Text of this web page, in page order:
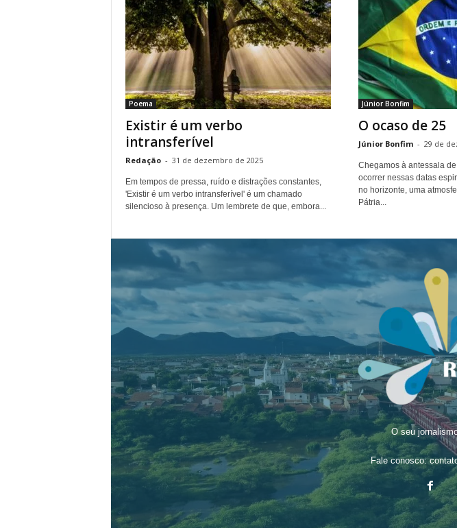
Poema
Existir é um verbo
intransferível
Redação - 31 de dezembro de 2025
Em tempos de pressa, ruído e distrações constantes,
'Existir é um verbo intransferível' é um chamado
silencioso à presença. Um lembrete de que, embora...
Júnior Bonfim
O ocaso de 25
Júnior Bonfim - 29 de
Chegamos à antessala
ocorrer nessas datas
no horizonte, uma
Pátria...
O seu
Fale conosco: